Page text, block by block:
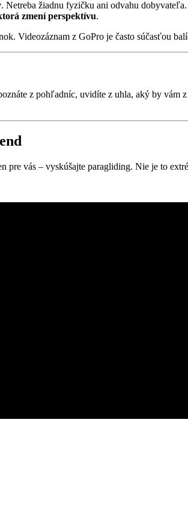
. Netreba žiadnu fyzičku ani odvahu
zmení perspektívu.
Videozáznam z GoPro je často súčasťou
z pohľadníc, uvidíte z uhla, aký by
pre vás – vyskúšajte paragliding. Nie je to